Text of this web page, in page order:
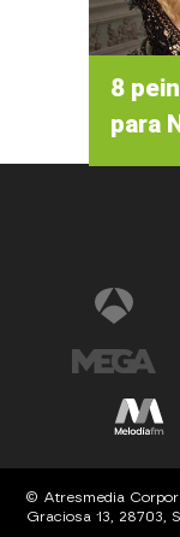
8
para
© Atresmedia
Graciosa 13, 28703,